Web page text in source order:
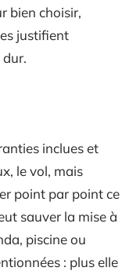
bien choisir,
justifient
inclues et
le vol, mais
point par point ce
sauver la mise à
piscine ou
: plus elle